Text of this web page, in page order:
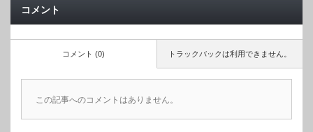
コメント
トラックバックは利用できません。
コメント (0)
この記事へのコメントはありません。